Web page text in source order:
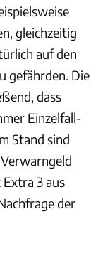
gleichzeitig
auf den
gefährden. Die
dass
Einzelfall-
Stand sind
3 aus
der